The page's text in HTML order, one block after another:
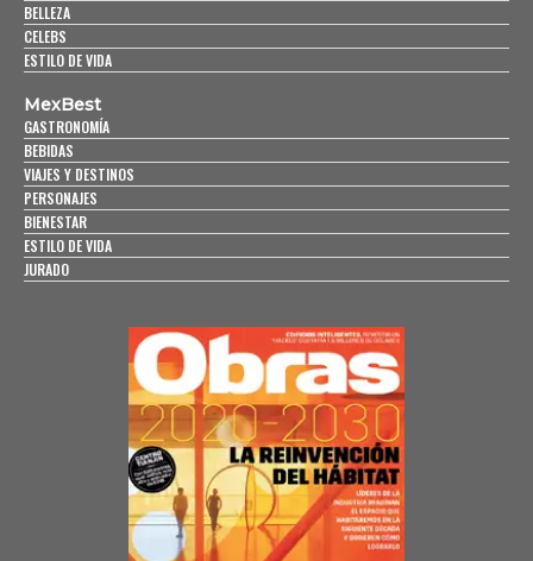
BELLEZA
CELEBS
ESTILO DE VIDA
MexBest
GASTRONOMÍA
BEBIDAS
VIAJES Y DESTINOS
PERSONAJES
BIENESTAR
ESTILO DE VIDA
JURADO